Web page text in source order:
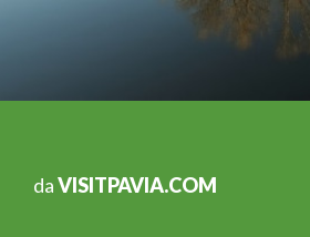
daVISITPAVIA.COM